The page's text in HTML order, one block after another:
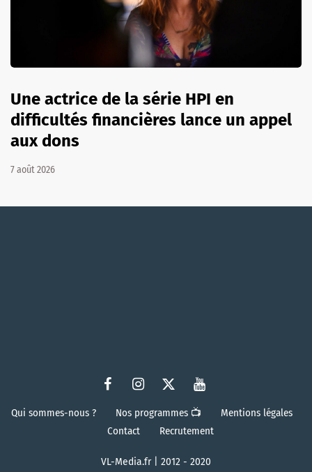
Une actrice de la série HPI en
difficultés financières lance un appel
aux dons
7 août 2026
Qui sommes-nous ? Nos programmes 📺
Mentions légales
Contact
Recrutement
VL-Media.fr | 2012 - 2020